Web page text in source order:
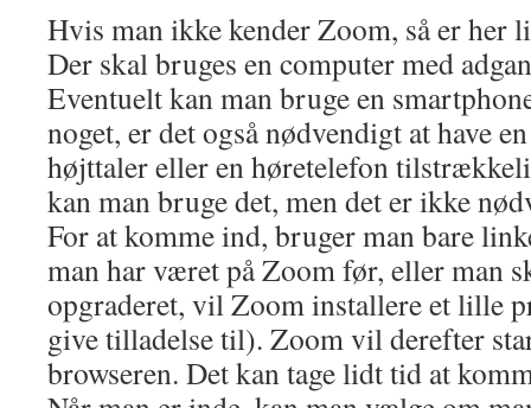
Hvis man ikke kender Zoom, så er her
Der skal bruges en computer med
Eventuelt kan man bruge en
noget, er det også nødvendigt at have
højttaler eller en høretelefon
kan man bruge det, men det er ikke
For at komme ind, bruger man bare
man har været på Zoom før, eller man
opgraderet, vil Zoom installere et lille
give tilladelse til). Zoom vil derefter
browseren. Det kan tage lidt tid at